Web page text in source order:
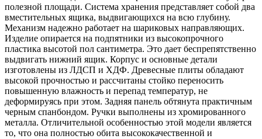
полезной площади. Система хранения представляет собой два
вместительных ящика, выдвигающихся на всю глубину.
Механизм надежно работает на шариковых направляющих.
Изделие опирается на подпятники из высокопрочного
пластика высотой пол сантиметра. Это дает беспрепятственно
выдвигать нижний ящик. Корпус и основные детали
изготовлены из ЛДСП и ХДФ. Древесные плиты обладают
высокой прочностью и рассчитаны стойко переносить
повышенную влажность и перепад температур, не
деформируясь при этом. Задняя панель обтянута практичным
черным спанбондом. Ручки выполнены из хромированного
металла. Отличительной особенностью этой модели является
то, что она полностью обита высококачественной и